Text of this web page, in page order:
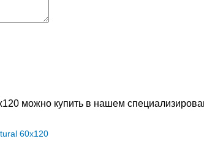
можно купить в нашем